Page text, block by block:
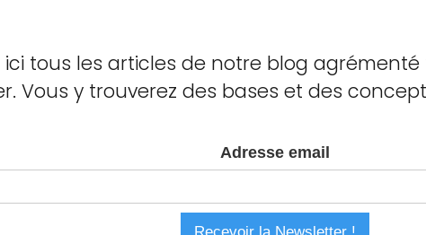
ici tous les articles de notre blog
Vous y trouverez des bases et des
Adresse email